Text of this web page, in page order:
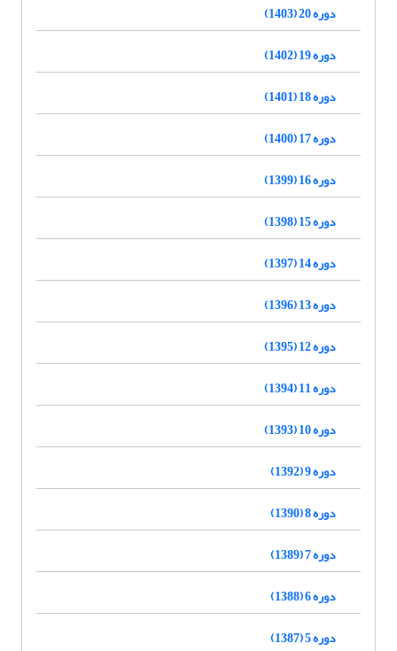
دوره 20 (1403)
دوره 19 (1402)
دوره 18 (1401)
دوره 17 (1400)
دوره 16 (1399)
دوره 15 (1398)
دوره 14 (1397)
دوره 13 (1396)
دوره 12 (1395)
دوره 11 (1394)
دوره 10 (1393)
دوره 9 (1392)
دوره 8 (1390)
دوره 7 (1389)
دوره 6 (1388)
دوره 5 (1387)